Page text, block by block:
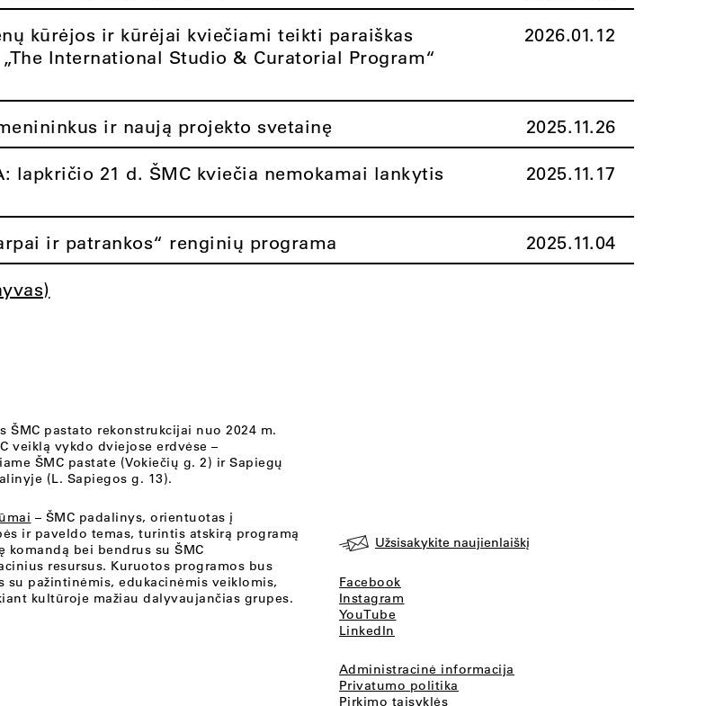
kūrėjos ir kūrėjai kviečiami teikti paraiškas
International Studio & Curatorial Program“
2026.01.12
ir naują projekto svetainę 2025.11.26
lapkričio 21 d. ŠMC kviečia nemokamai lankytis
2025.11.17
ir patrankos“ renginių programa 2025.11.04
ŠMC pastato rekonstrukcijai nuo 2024 m.
veiklą vykdo dviejose erdvėse –
ŠMC pastate (Vokiečių g. 2) ir Sapiegų
(L. Sapiegos g. 13).
– ŠMC padalinys, orientuotas į
ir paveldo temas, turintis atskirą programą
komandą bei bendrus su ŠMC
resursus. Kuruotos programos bus
su pažintinėmis, edukacinėmis veiklomis,
kultūroje mažiau dalyvaujančias grupes.
Užsisakykite naujienlaiškį
Facebook
Instagram
YouTube
LinkedIn
Administracinė informacija
Privatumo politika
Pirkimo taisyklės